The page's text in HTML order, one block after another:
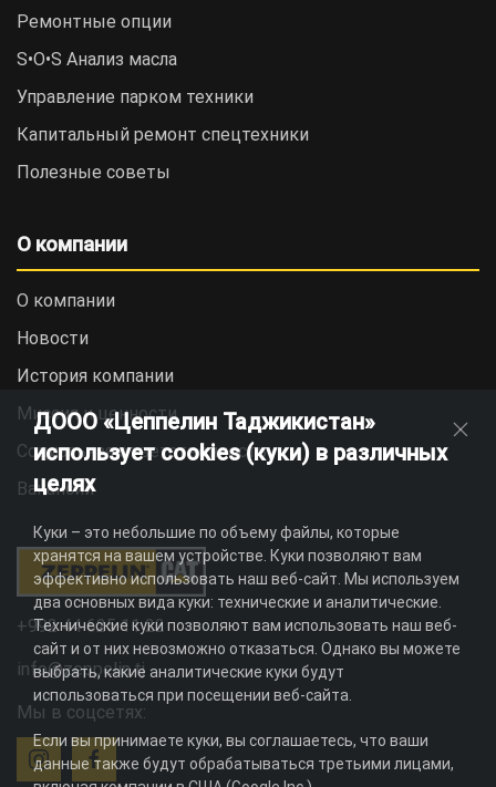
Ремонтные опции
S•O•S Анализ масла
Управление парком техники
Капитальный ремонт спецтехники
Полезные советы
О компании
О компании
Новости
История компании
Миссия и ценности
Социальная ответственность
Вакансии
+992 44 625 11 22
info@zeppelin.tj
Мы в соцсетях:
ДООО «Цеппелин Таджикистан»
использует cookies (куки) в различных
целях
Куки – это небольшие по объему файлы, которые
хранятся на вашем устройстве. Куки позволяют вам
эффективно использовать наш веб-сайт. Мы используем
два основных вида куки: технические и аналитические.
Технические куки позволяют вам использовать наш веб-
сайт и от них невозможно отказаться. Однако вы можете
выбрать, какие аналитические куки будут
использоваться при посещении веб-сайта.
Если вы принимаете куки, вы соглашаетесь, что ваши
данные также будут обрабатываться третьими лицами,